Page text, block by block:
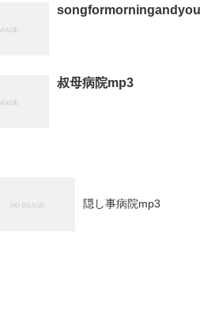
songformorningandyou
叔母病院mp3
隠し事病院mp3